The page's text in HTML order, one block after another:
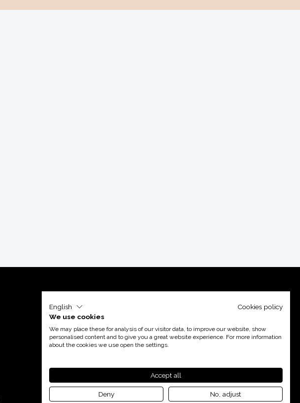
By 100X100NET
English
Cookies policy
We use cookies
We may place these for analysis of our visitor data, to improve our website, show
personalised content and to give you a great website experience. For more information
about the cookies we use open the settings.
Accept all
Deny No, adjust